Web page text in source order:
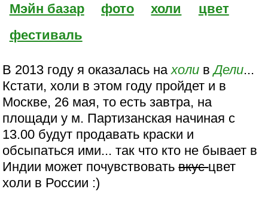
Мэйн базар
фото холи
цвет
фестиваль
В 2013 году я оказалась нахоли вДели...
Кстати, холи в этом году пройдет и в
Москве, 26 мая, то есть завтра, на
площади у м. Партизанская начиная с
13.00 будут продавать краски и
обсыпаться ими... так что кто не бывает в
Индии может почувствоватьвкусцвет
холи в России :)